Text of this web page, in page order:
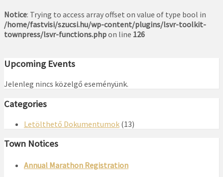
Notice: Trying to access array offset on value of type bool in
/home/fastvisi/szucsi.hu/wp-content/plugins/lsvr-toolkit-
townpress/lsvr-functions.phpon line 126
Upcoming Events
Jelenleg nincs közelgő eseményünk.
Categories
Letölthető Dokumentumok (13)
Town Notices
Annual Marathon Registration